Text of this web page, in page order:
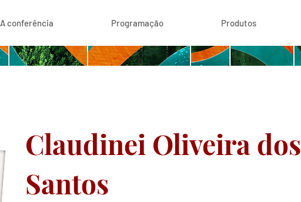
A conferência Programação Produtos
Claudinei Oliveira dos
Santos